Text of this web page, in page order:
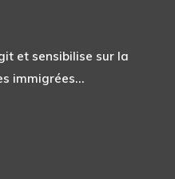
et sensibilise sur la
immigrées…